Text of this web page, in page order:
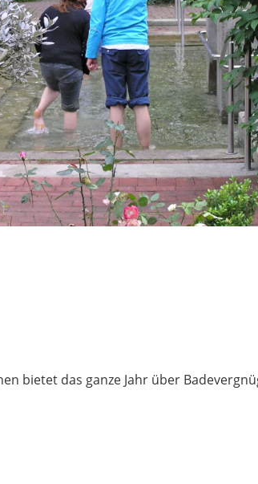
bietet das ganze Jahr über